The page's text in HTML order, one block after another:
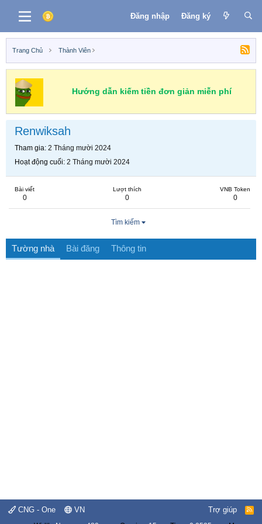
Đăng nhập Đăng ký
Trang Chủ Thành Viên
Hướng dẫn kiếm tiền đơn giản miễn phí
Renwiksah
Tham gia 2 Tháng mười 2024
Hoạt động cuối 2 Tháng mười 2024
Bài viết
0
Lượt thích
0
VNB Token
0
Tìm kiếm
Tường nhà Bài đăng Thông tin
CNG - One VN Trợ giúp
R